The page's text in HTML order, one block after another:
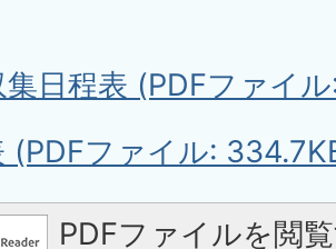
集日程表 (PDFファイ
(PDFファイル:
PDFファイルを閲